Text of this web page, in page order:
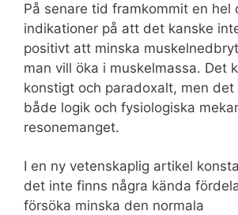
På senare tid framkommit en hel
indikationer på att det kanske
positivt att minska
man vill öka i muskelmassa. Det
konstigt och paradoxalt, men
både logik och fysiologiska
resonemanget.
I en ny vetenskaplig artikel
det inte finns några kända
försöka minska den normala